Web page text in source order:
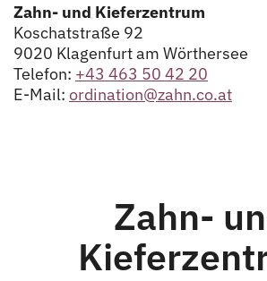
Zahn- und Kieferzentrum
Koschatstraße 92
9020 Klagenfurt am Wörthersee
Telefon: +43 463 50 42 20
E-Mail: ordination@zahn.co.at
Zahn-